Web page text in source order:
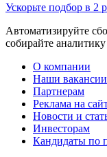
Ускорьте подбор в 2
Автоматизируйте
собирайте
О компании
Наши вакансии
Партнерам
Реклама на
Новости и
Инвесторам
Кандидаты по